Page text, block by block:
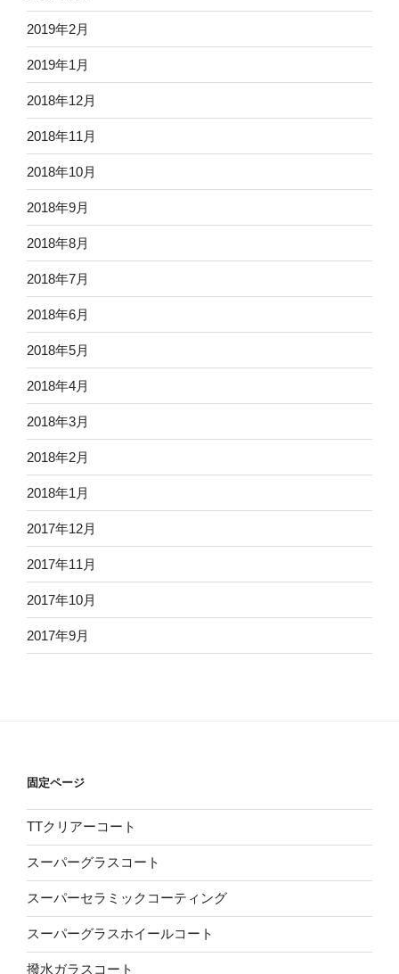
2019年2月
2019年1月
2018年12月
2018年11月
2018年10月
2018年9月
2018年8月
2018年7月
2018年6月
2018年5月
2018年4月
2018年3月
2018年2月
2018年1月
2017年12月
2017年11月
2017年10月
2017年9月
固定ページ
TTクリアーコート
スーパーグラスコート
スーパーセラミックコーティング
スーパーグラスホイールコート
撥水ガラスコート